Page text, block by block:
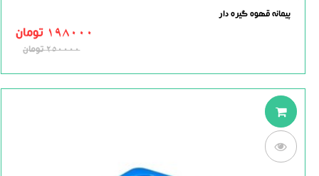
out
پیمانه قهوه گیره دار
198000 تومان
250000تومان